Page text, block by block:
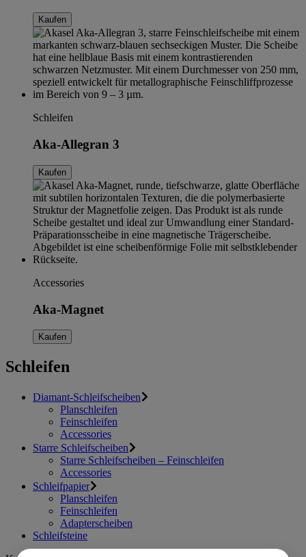
Kaufen
Schleifen
Aka-Allegran 3
Kaufen
Accessories
Aka-Magnet
Kaufen
Schleifen
Diamant-Schleifscheiben
Planschleifen
Feinschleifen
Accessories
Starre Schleifscheiben
Starre Schleifscheiben – Feinschleifen
Accessories
Schleifpapier
Planschleifen
Feinschleifen
Adapterscheiben
Schleifsteine